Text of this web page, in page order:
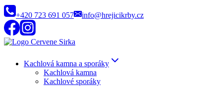
Přeskočit
na
obsah
+420 723 691 057 info@hrejicikrby.cz
Kachlová kamna a sporáky
Kachlová kamna
Kachlové sporáky